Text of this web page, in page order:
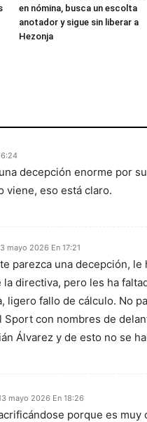
en nómina, busca un escolta
anotador y sigue sin liberar a
Hezonja
decepción enorme por
viene, eso está claro.
mayo 2026 En 17:21
parezca una decepción,
la directiva, pero les ha
ligero fallo de cálculo. No
Sport con nombres de
Álvarez y de esto no se
mayo 2026 En 18:26
porque es muy